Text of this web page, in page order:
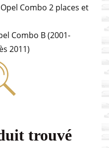
Combo 2 places et
Combo B (2001-
2011)
trouvé